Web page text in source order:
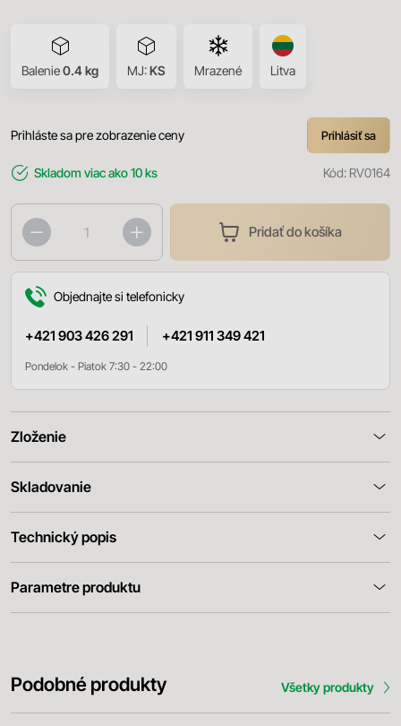
Balenie0.4 kg MJ:KS Mrazené Litva
Prihláste sa pre zobrazenie ceny Prihlásiť sa
Skladom viac ako 10 ks Kód: RV0164
Pridať do košíka
Objednajte si telefonicky
+421 903 426 291 +421 911 349 421
Pondelok - Piatok 7:30 - 22:00
Zloženie
Skladovanie
Technický popis
Parametre produktu
Podobné produkty Všetky produkty